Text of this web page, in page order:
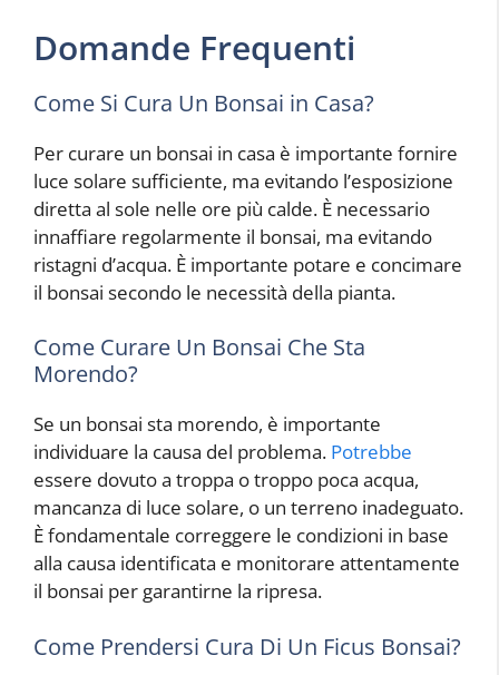
Domande Frequenti
Come Si Cura Un Bonsai in Casa?
Per curare un bonsai in casa è importante fornire
luce solare sufficiente, ma evitando l’esposizione
diretta al sole nelle ore più calde. È necessario
innaffiare regolarmente il bonsai, ma evitando
ristagni d’acqua. È importante potare e concimare
il bonsai secondo le necessità della pianta.
Come Curare Un Bonsai Che Sta
Morendo?
Se un bonsai sta morendo, è importante
individuare la causa del problema. Potrebbe
essere dovuto a troppa o troppo poca acqua,
mancanza di luce solare, o un terreno inadeguato.
È fondamentale correggere le condizioni in base
alla causa identificata e monitorare attentamente
il bonsai per garantirne la ripresa.
Come Prendersi Cura Di Un Ficus Bonsai?